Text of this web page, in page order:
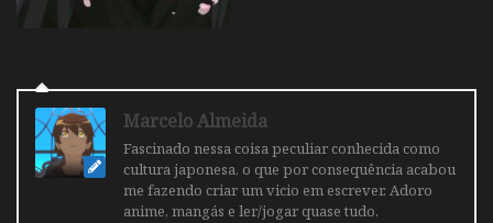
Marcelo Almeida
Fascinado nessa coisa peculiar conhecida como
cultura japonesa, o que por consequência acabou
me fazendo criar um vicio em escrever. Adoro
anime, mangás e ler/jogar quase tudo.